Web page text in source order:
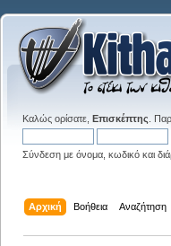
Καλώς ορίσατε, Επισκέπτης .
Σύνδεση με όνομα, κωδικό και
Αρχική Βοήθεια Αναζήτηση